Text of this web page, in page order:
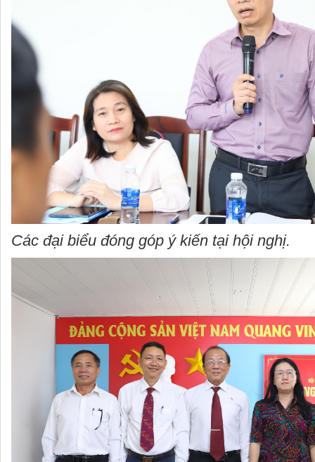
Các đại biểu đóng góp ý kiến tại hội nghị.